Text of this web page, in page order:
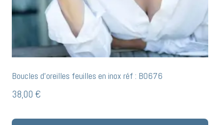
Boucles d’oreilles feuilles en inox réf : BO676
38,00 €